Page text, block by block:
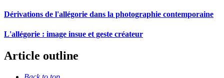
Dérivations de l'allégorie dans la photographie contemporaine
L'allégorie : image insue et geste créateur
Article outline